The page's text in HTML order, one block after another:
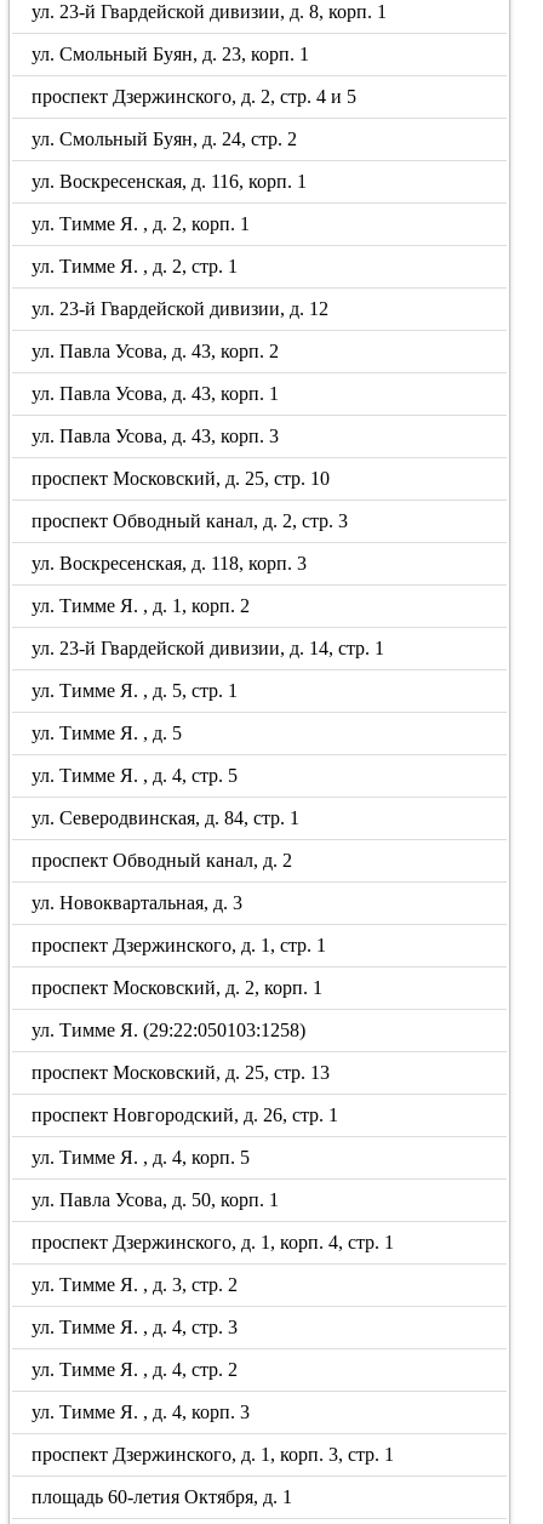
ул. 23-й Гвардейской дивизии, д. 8, корп. 1
ул. Смольный Буян, д. 23, корп. 1
проспект Дзержинского, д. 2, стр. 4 и 5
ул. Смольный Буян, д. 24, стр. 2
ул. Воскресенская, д. 116, корп. 1
ул. Тимме Я. , д. 2, корп. 1
ул. Тимме Я. , д. 2, стр. 1
ул. 23-й Гвардейской дивизии, д. 12
ул. Павла Усова, д. 43, корп. 2
ул. Павла Усова, д. 43, корп. 1
ул. Павла Усова, д. 43, корп. 3
проспект Московский, д. 25, стр. 10
проспект Обводный канал, д. 2, стр. 3
ул. Воскресенская, д. 118, корп. 3
ул. Тимме Я. , д. 1, корп. 2
ул. 23-й Гвардейской дивизии, д. 14, стр. 1
ул. Тимме Я. , д. 5, стр. 1
ул. Тимме Я. , д. 5
ул. Тимме Я. , д. 4, стр. 5
ул. Северодвинская, д. 84, стр. 1
проспект Обводный канал, д. 2
ул. Новоквартальная, д. 3
проспект Дзержинского, д. 1, стр. 1
проспект Московский, д. 2, корп. 1
ул. Тимме Я. (29:22:050103:1258)
проспект Московский, д. 25, стр. 13
проспект Новгородский, д. 26, стр. 1
ул. Тимме Я. , д. 4, корп. 5
ул. Павла Усова, д. 50, корп. 1
проспект Дзержинского, д. 1, корп. 4, стр. 1
ул. Тимме Я. , д. 3, стр. 2
ул. Тимме Я. , д. 4, стр. 3
ул. Тимме Я. , д. 4, стр. 2
ул. Тимме Я. , д. 4, корп. 3
проспект Дзержинского, д. 1, корп. 3, стр. 1
площадь 60-летия Октября, д. 1